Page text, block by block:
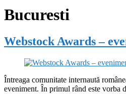
Bucuresti
Webstock Awards –
Întreaga comunitate internaută
eveniment. În primul rând este vorba